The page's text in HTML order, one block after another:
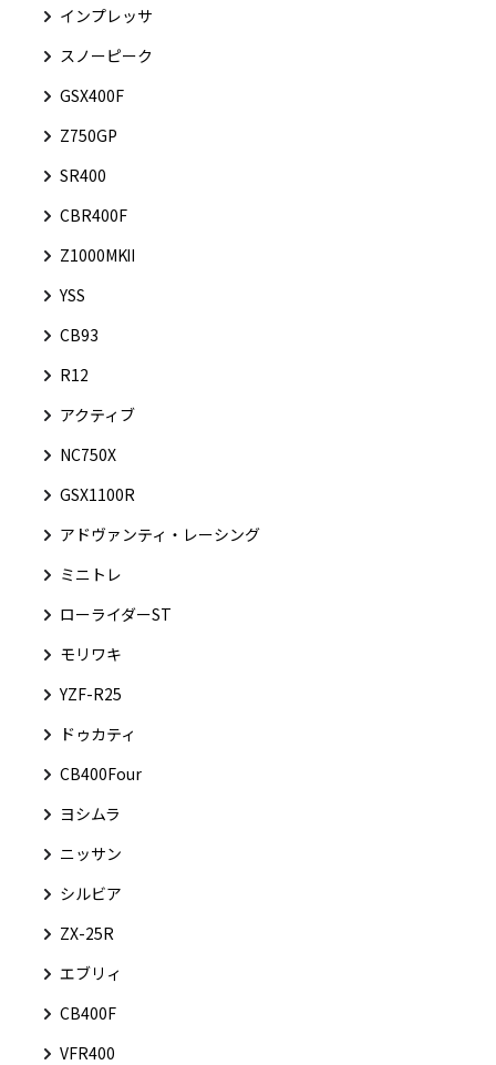
インプレッサ
スノーピーク
GSX400F
Z750GP
SR400
CBR400F
Z1000MKⅡ
YSS
CB93
R12
アクティブ
NC750X
GSX1100R
アドヴァンティ・レーシング
ミニトレ
ローライダーST
モリワキ
YZF-R25
ドゥカティ
CB400Four
ヨシムラ
ニッサン
シルビア
ZX-25R
エブリィ
CB400F
VFR400